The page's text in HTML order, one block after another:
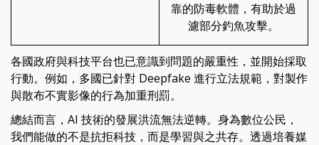
靠的防毒軟體，有助於過
濾部分釣魚攻擊。
各國政府與科技平台也已意識到問題的嚴重性，並開始採取
行動。例如，多國已針對 Deepfake 進行立法規範，對製作
與散布不實影像的行為加重刑罰。
總結而言，AI 技術的發展洪流無法逆轉。身為數位公民，
我們能做的不是抗拒科技，而是學習與之共存。透過培養媒